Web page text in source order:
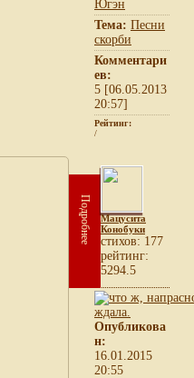
Югэн
Тема: Песни
скорби
Комментари
ев:
5 [06.05.2013
20:57]
Рейтинг:
/
Подробнее
Мацусита
Конобуки
cтихов: 177
рейтинг:
5294.5
Опубликова
н:
16.01.2015
20:55